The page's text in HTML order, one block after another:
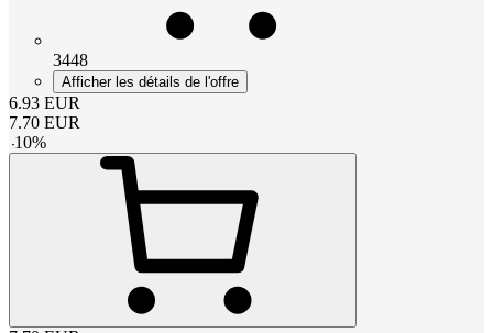
3448
Afficher les détails de l'offre
6.93 EUR
7.70 EUR
-10%